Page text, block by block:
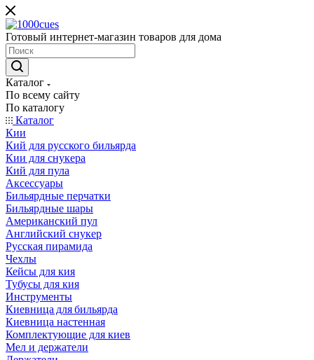
Готовый интернет-магазин товаров для дома
Каталог
По всему сайту
По каталогу
Каталог
Кии
Кий для русского бильярда
Кии для снукера
Кий для пула
Аксессуары
Бильярдные перчатки
Бильярдные шары
Американский пул
Английский снукер
Русская пирамида
Чехлы
Кейсы для кия
Тубусы для кия
Инструменты
Киевница для бильярда
Киевница настенная
Комплектующие для киев
Мел и держатели